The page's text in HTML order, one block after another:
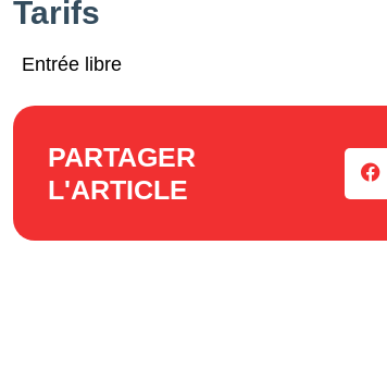
Tarifs
Entrée libre
PARTAGER
L'ARTICLE